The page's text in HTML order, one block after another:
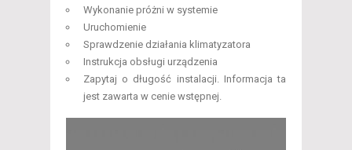
Wykonanie próżni w systemie
Uruchomienie
Sprawdzenie działania klimatyzatora
Instrukcja obsługi urządzenia
Zapytaj o długość instalacji. Informacja ta
jest zawarta w cenie wstępnej.